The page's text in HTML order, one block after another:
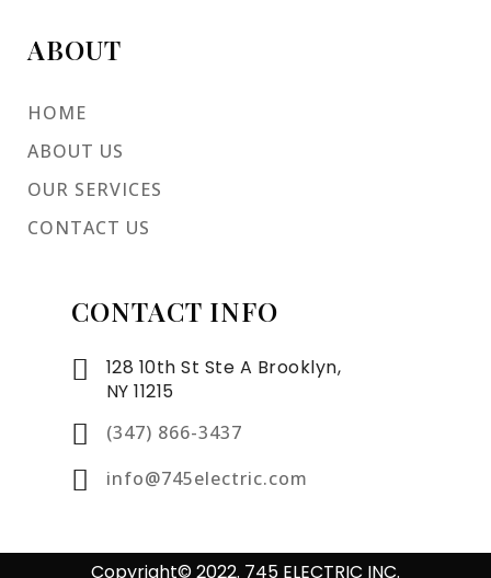
ABOUT
HOME
ABOUT US
OUR SERVICES
CONTACT US
CONTACT INFO
128 10th St Ste A Brooklyn,
NY 11215
(347) 866-3437
info@745electric.com
Copyright© 2022. 745 ELECTRIC INC.